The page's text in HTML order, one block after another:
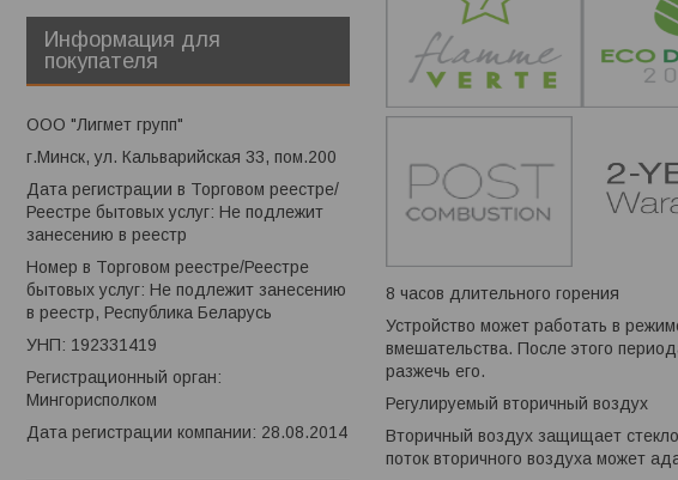
8 часов длительного горения
Устройство может работать в
вмешательства. После этого
разжечь его.
Регулируемый вторичный воздух
Вторичный воздух защищает
поток вторичного воздуха может
Информация для
покупателя
ООО "Лигмет групп"
г.Минск, ул. Кальварийская 33, пом.200
Дата регистрации в Торговом реестре/
Реестре бытовых услуг: Не подлежит
занесению в реестр
Номер в Торговом реестре/Реестре
бытовых услуг: Не подлежит занесению
в реестр, Республика Беларусь
УНП: 192331419
Регистрационный орган:
Мингорисполком
Дата регистрации компании: 28.08.2014